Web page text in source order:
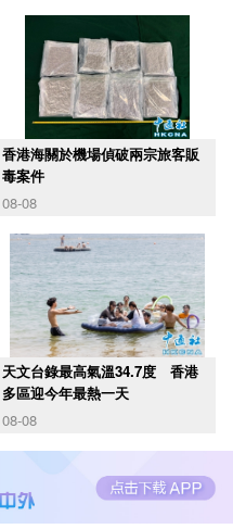
香港海關於機場偵破兩宗旅客販
毒案件
08-08
天文台錄最高氣溫34.7度 香港
多區迎今年最熱一天
08-08